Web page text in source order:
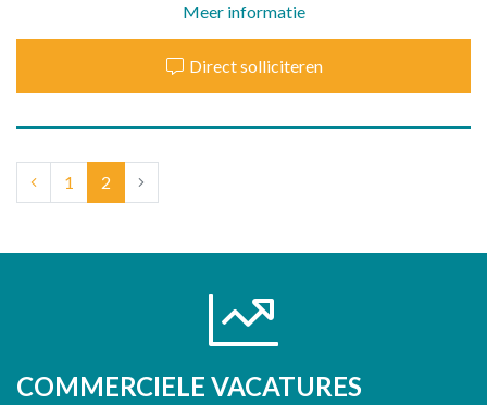
Meer informatie
Direct solliciteren
1 2 (current)
COMMERCIELE VACATURES